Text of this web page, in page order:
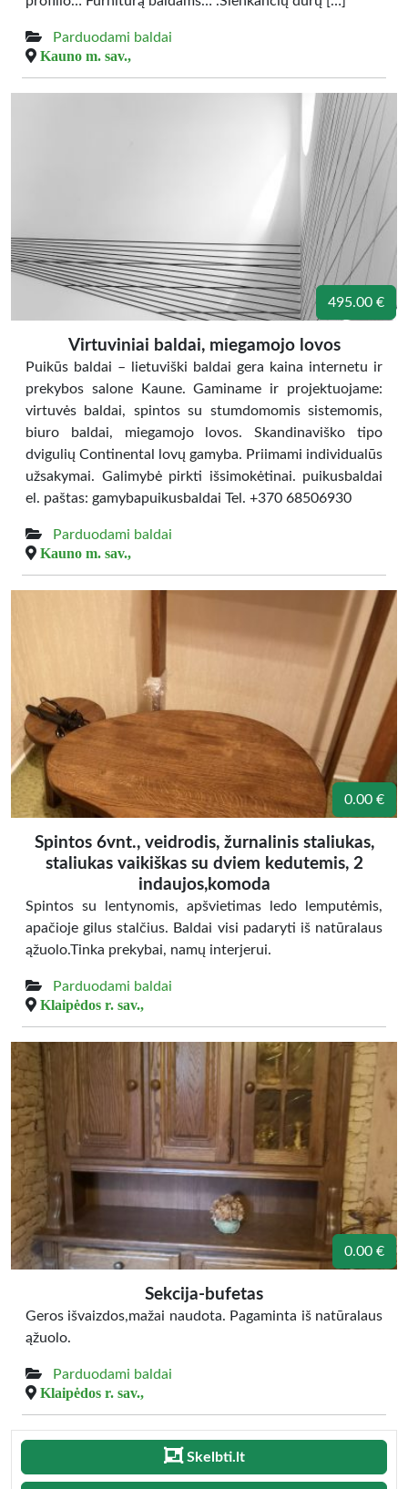
Parduodami baldai
Kauno m. sav.,
495.00 €
Virtuviniai baldai, miegamojo lovos
Puikūs baldai – lietuviški baldai gera kaina internetu ir
prekybos salone Kaune. Gaminame ir projektuojame:
virtuvės baldai, spintos su stumdomomis sistemomis,
biuro baldai, miegamojo lovos. Skandinaviško tipo
dvigulių Continental lovų gamyba. Priimami individualūs
užsakymai. Galimybė pirkti išsimokėtinai. puikusbaldai
el. paštas: gamybapuikusbaldai Tel. +370 68506930
Parduodami baldai
Kauno m. sav.,
0.00 €
Spintos 6vnt., veidrodis, žurnalinis staliukas,
staliukas vaikiškas su dviem kedutemis, 2
indaujos,komoda
Spintos su lentynomis, apšvietimas ledo lemputėmis,
apačioje gilus stalčius. Baldai visi padaryti iš natūralaus
ąžuolo.Tinka prekybai, namų interjerui.
Parduodami baldai
Klaipėdos r. sav.,
0.00 €
Sekcija-bufetas
Geros išvaizdos,mažai naudota. Pagaminta iš natūralaus
ąžuolo.
Parduodami baldai
Klaipėdos r. sav.,
Skelbti.lt